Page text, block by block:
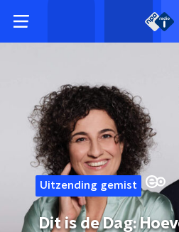
Uitzending gemist
Dit is de Dag: